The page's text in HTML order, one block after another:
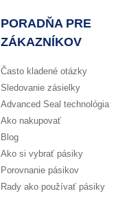
PORADŇA PRE
ZÁKAZNÍKOV
Často kladené otázky
Sledovanie zásielky
Advanced Seal technológia
Ako nakupovať
Blog
Ako si vybrať pásiky
Porovnanie pásikov
Rady ako používať pásiky